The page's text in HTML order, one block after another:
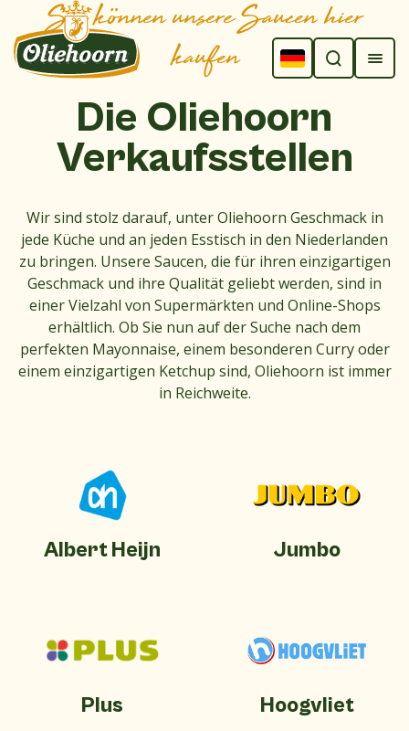
Sie können unsere Saucen hier
kaufen
Die Oliehoorn
Verkaufsstellen
Wir sind stolz darauf, unter Oliehoorn Geschmack in
jede Küche und an jeden Esstisch in den Niederlanden
zu bringen. Unsere Saucen, die für ihren einzigartigen
Geschmack und ihre Qualität geliebt werden, sind in
einer Vielzahl von Supermärkten und Online-Shops
erhältlich. Ob Sie nun auf der Suche nach dem
perfekten Mayonnaise, einem besonderen Curry oder
einem einzigartigen Ketchup sind, Oliehoorn ist immer
in Reichweite.
Albert Heijn Jumbo
Plus Hoogvliet